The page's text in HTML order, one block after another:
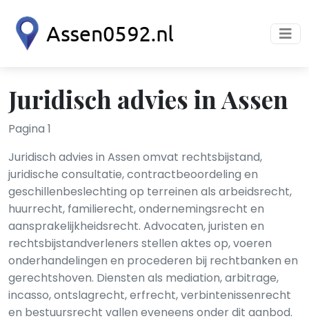
Juridisch advies in Assen
Pagina 1
Juridisch advies in Assen omvat rechtsbijstand,
juridische consultatie, contractbeoordeling en
geschillenbeslechting op terreinen als arbeidsrecht,
huurrecht, familierecht, ondernemingsrecht en
aansprakelijkheidsrecht. Advocaten, juristen en
rechtsbijstandverleners stellen aktes op, voeren
onderhandelingen en procederen bij rechtbanken en
gerechtshoven. Diensten als mediation, arbitrage,
incasso, ontslagrecht, erfrecht, verbintenissenrecht
en bestuursrecht vallen eveneens onder dit aanbod.